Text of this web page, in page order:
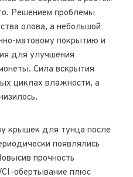
Решением проблемы
олова, а небольшой
матовому покрытию и
для улучшения
Сила вскрытия
циклах влажности, а
крышек для тунца после
появлялись
прочность
обертывание плюс